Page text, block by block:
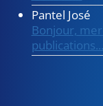
Pantel José
Bonjour,
publications...